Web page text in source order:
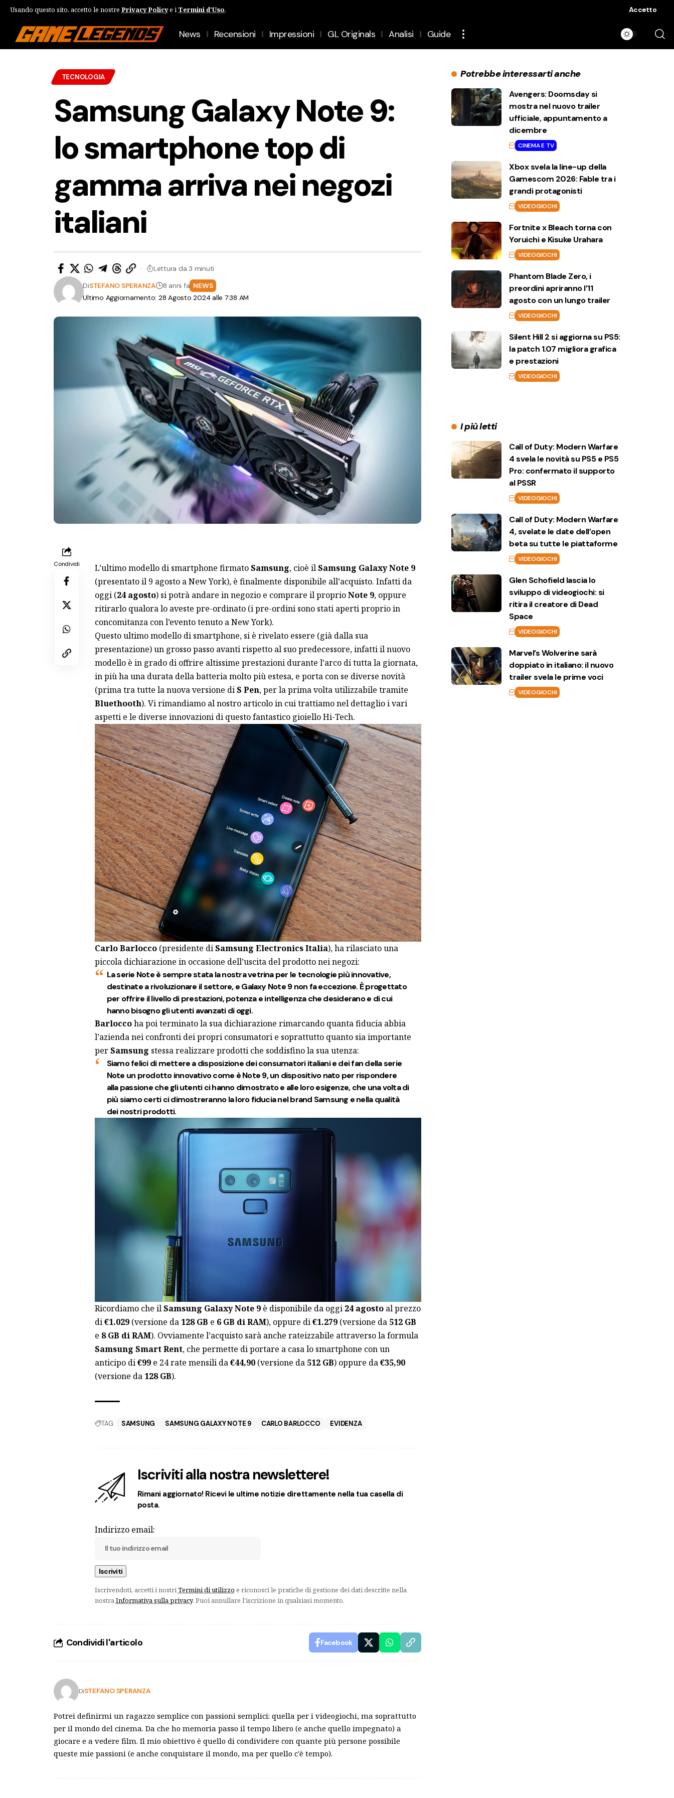
Usando questo sito, accetto le nostre Privacy Policye i Termini d'Uso. Accetto
News Recensioni Impressioni GL Originals Analisi Guide
TECNOLOGIA
Samsung Galaxy Note 9:
lo smartphone top di
gamma arriva nei negozi
italiani
Ultimo Aggiornamento: 28 Agosto 2024 alle 7:38 AM
DiSTEFANO SPERANZA 8 anni fa NEWS
Lettura da 3 minuti
Condividi L’ultimo modello di smartphone firmatoSamsung, cioè ilSamsung Galaxy Note 9
(presentato il 9 agosto a New York), è finalmente disponibile all’acquisto. Infatti da
oggi (24 agosto) si potrà andare in negozio e comprare il proprioNote 9, oppure
ritirarlo qualora lo aveste pre-ordinato (i pre-ordini sono stati aperti proprio in
concomitanza con l’evento tenuto a New York).
Questo ultimo modello di smartphone, si è rivelato essere (già dalla sua
presentazione) un grosso passo avanti rispetto al suo predecessore, infatti il nuovo
modello è in grado di offrire altissime prestazioni durante l’arco di tutta la giornata,
in più ha una durata della batteria molto più estesa, e porta con se diverse novità
(prima tra tutte la nuova versione diS Pen, per la prima volta utilizzabile tramite
Bluethooth). Vi rimandiamo alnostro articoloin cui trattiamo nel dettaglio i vari
aspetti e le diverse innovazioni di questo fantastico gioiello Hi-Tech.
Carlo Barlocco(presidente diSamsung Electronics Italia), ha rilasciato una
piccola dichiarazione in occasione dell’uscita del prodotto nei negozi:
La serie Note è sempre stata la nostra vetrina per le tecnologie più innovative,
destinate a rivoluzionare il settore, e Galaxy Note 9 non fa eccezione. È progettato
per offrire il livello di prestazioni, potenza e intelligenza che desiderano e di cui
hanno bisogno gli utenti avanzati di oggi.
Barloccoha poi terminato la sua dichiarazione rimarcando quanta fiducia abbia
l’azienda nei confronti dei propri consumatori e soprattutto quanto sia importante
perSamsung stessa realizzare prodotti che soddisfino la sua utenza:
Siamo felici di mettere a disposizione dei consumatori italiani e dei fan della serie
Note un prodotto innovativo come è Note 9, un dispositivo nato per rispondere
alla passione che gli utenti ci hanno dimostrato e alle loro esigenze, che una volta di
più siamo certi ci dimostreranno la loro fiducia nel brand Samsung e nella qualità
dei nostri prodotti.
Ricordiamo che ilSamsung Galaxy Note 9è disponibile da oggi 24 agostoal prezzo
di€1.029(versione da 128 GB e 6 GB di RAM), oppure di€1.279(versione da 512 GB
e 8 GB di RAM). Ovviamente l’acquisto sarà anche rateizzabile attraverso la formula
Samsung Smart Rent, che permette di portare a casa lo smartphone con un
anticipo di€99e 24 rate mensili da€44,90(versione da512 GB) oppure da€35,90
(versione da128 GB).
TAG: SAMSUNG SAMSUNG GALAXY NOTE 9 CARLO BARLOCCO EVIDENZA
Iscriviti alla nostra newslettere!
Rimani aggiornato! Ricevi le ultime notizie direttamente nella tua casella di
posta.
Indirizzo email:
Iscrivendoti, accetti i nostriTermini di utilizzo e riconosci le pratiche di gestione dei dati descritte nella
nostraInformativa sulla privacy. Puoi annullare l'iscrizione in qualsiasi momento.
Condividi l'articolo Facebook
DiSTEFANO SPERANZA
Potrei definirmi un ragazzo semplice con passioni semplici: quella per i videogiochi, ma soprattutto
per il mondo del cinema. Da che ho memoria passo il tempo libero (e anche quello impegnato) a
giocare e a vedere film. Il mio obiettivo è quello di condividere con quante più persone possibile
queste mie passioni (e anche conquistare il mondo, ma per quello c'è tempo).
Potrebbe interessarti anche
Avengers: Doomsday si
mostra nel nuovo trailer
ufficiale, appuntamento a
dicembre
CINEMA E TV
Xbox svela la line-up della
Gamescom 2026: Fable tra i
grandi protagonisti
VIDEOGIOCHI
Fortnite x Bleach torna con
Yoruichi e Kisuke Urahara
VIDEOGIOCHI
Phantom Blade Zero, i
preordini apriranno l’11
agosto con un lungo trailer
VIDEOGIOCHI
Silent Hill 2 si aggiorna su PS5:
la patch 1.07 migliora grafica
e prestazioni
VIDEOGIOCHI
I più letti
Call of Duty: Modern Warfare
4 svela le novità su PS5 e PS5
Pro: confermato il supporto
al PSSR
VIDEOGIOCHI
Call of Duty: Modern Warfare
4, svelate le date dell’open
beta su tutte le piattaforme
VIDEOGIOCHI
Glen Schofield lascia lo
sviluppo di videogiochi: si
ritira il creatore di Dead
Space
VIDEOGIOCHI
Marvel’s Wolverine sarà
doppiato in italiano: il nuovo
trailer svela le prime voci
VIDEOGIOCHI